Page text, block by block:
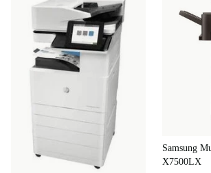
Samsung
X7500LX